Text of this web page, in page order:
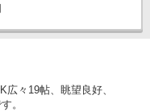
々19帖、眺望良好、
。